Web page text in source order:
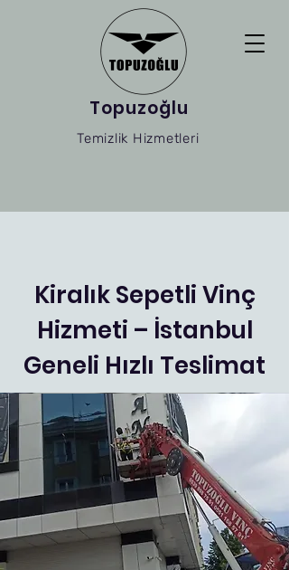
Topuzoğlu
Temizlik Hizmetleri
Kiralık Sepetli Vinç
Hizmeti – İstanbul
Geneli Hızlı Teslimat